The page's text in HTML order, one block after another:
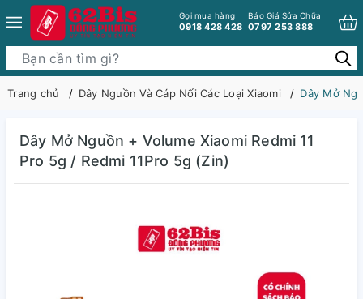
Gọi mua hàng
0918 428 428
Báo Giá Sửa Chữa
0797 253 888
Trang chủ Dây Nguồn Và Cáp Nối Các Loại Xiaomi Dây Mở
Dây Mở Nguồn + Volume Xiaomi Redmi 11
Pro 5g / Redmi 11Pro 5g (Zin)